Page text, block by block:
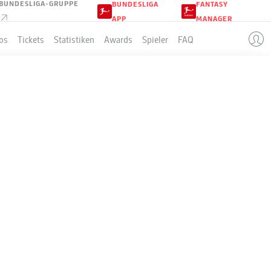
BUNDESLIGA-GRUPPE
BUNDESLIGA
APP
FANTASY
MANAGER
Tickets Statistiken Awards Spieler FAQ